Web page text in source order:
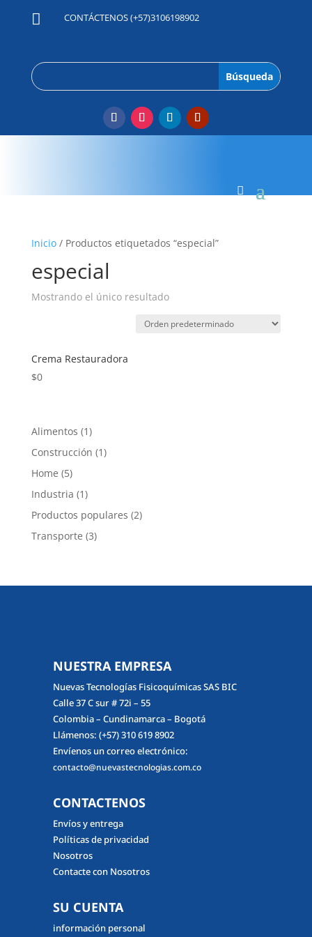
 CONTÁCTENOS (+57)3106198902
Inicio/ Productos etiquetados “especial”
especial
Mostrando el único resultado
Crema Restauradora
$0
Alimentos 11
producto
Construcción 11
Home 55
productos
Industria 11
producto
Productos populares 22
Transporte 33
NUESTRA EMPRESA
Nuevas Tecnologías Fisicoquímicas SAS BIC
Calle 37 C sur # 72i – 55
Colombia – Cundinamarca – Bogotá
Llámenos: (+57) 310 619 8902
Envíenos un correo electrónico:
contacto@nuevastecnologias.com.co
CONTACTENOS
Envíos y entrega
Políticas de privacidad
Nosotros
Contacte con Nosotros
SU CUENTA
información personal